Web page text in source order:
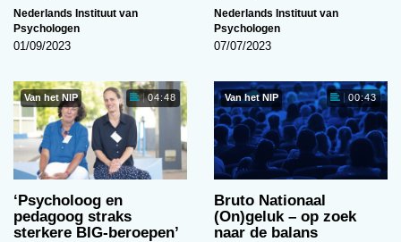
Nederlands Instituut van
Psychologen
01/09/2023
Nederlands Instituut van
Psychologen
07/07/2023
Van het NIP 04:48
‘Psycholoog en
pedagoog straks
sterkere BIG-beroepen’
Van het NIP 00:43
Bruto Nationaal
(On)geluk – op zoek
naar de balans